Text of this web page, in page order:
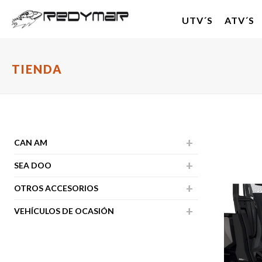
UTV´S ATV´S
TIENDA
CAN AM
SEA DOO
OTROS ACCESORIOS
VEHÍCULOS DE OCASIÓN